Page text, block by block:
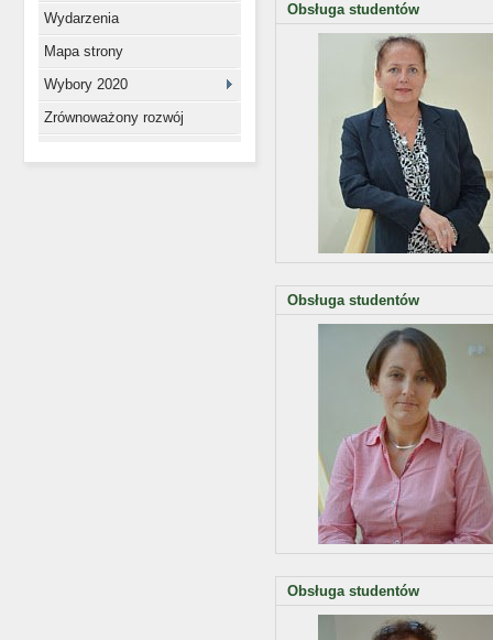
Wydarzenia
Mapa strony
Wybory 2020
Zrównoważony rozwój
Obsługa studentów
Obsługa studentów
Obsługa studentów